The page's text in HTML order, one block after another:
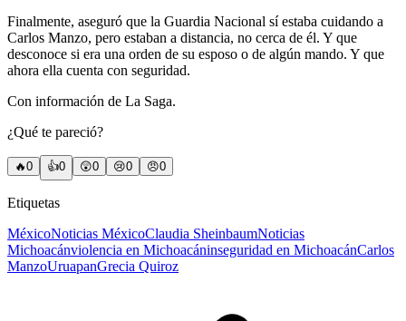
Finalmente, aseguró que la Guardia Nacional sí estaba cuidando a
Carlos Manzo, pero estaban a distancia, no cerca de él. Y que
desconoce si era una orden de su esposo o de algún mando. Y que
ahora ella cuenta con seguridad.
Con información de La Saga.
¿Qué te pareció?
🔥0 👍0 😲0 😢0 😠0
Etiquetas
MéxicoNoticias MéxicoClaudia SheinbaumNoticias
Michoacánviolencia en Michoacáninseguridad en MichoacánCarlos
ManzoUruapanGrecia Quiroz